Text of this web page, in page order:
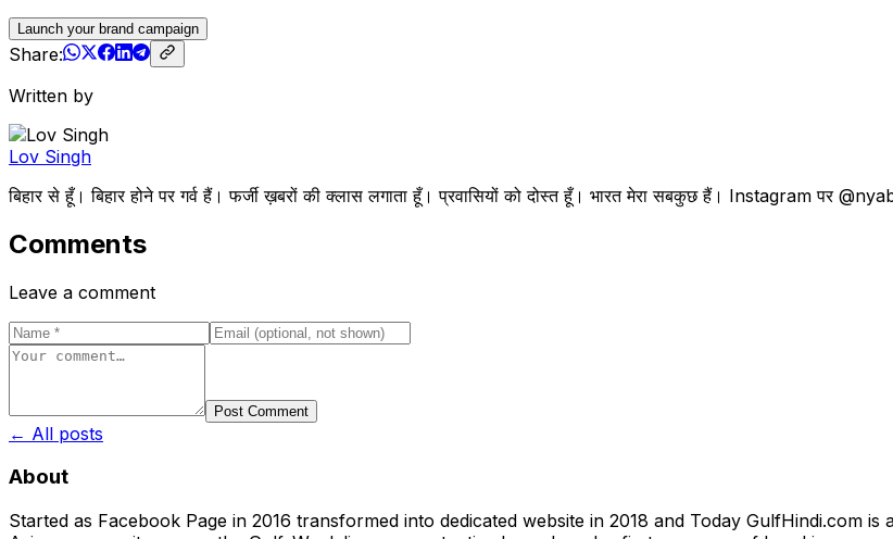
Launch your brand campaign
Share:
Written by
Lov Singh
बिहार से हूँ। बिहार होने पर गर्व हैं। फर्जी ख़बरों की क्लास लगाता हूँ। प्रवासियों को दोस्त हूँ। भारत मेरा सबकुछ हैं। Instagram पर
Comments
Leave a comment
Post Comment
← All posts
About
Started as Facebook Page in 2016 transformed into dedicated website in 2018 and Today GulfHindi.com